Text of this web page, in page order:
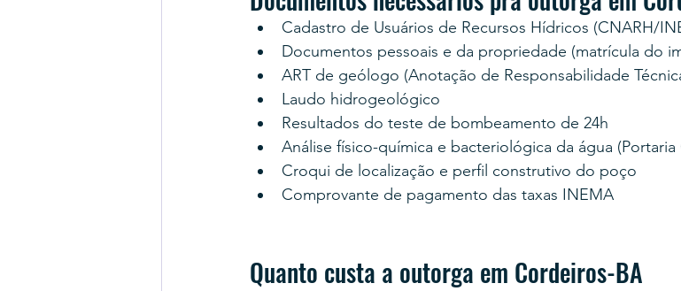
Cadastro de Usuários de Recursos Hídricos (CNARH/
Documentos pessoais e da propriedade (matrícula do
ART de geólogo (Anotação de Responsabilidade
Laudo hidrogeológico
Resultados do teste de bombeamento de 24h
Análise físico-química e bacteriológica da água (Portaria
Croqui de localização e perfil construtivo do poço
Comprovante de pagamento das taxas INEMA
Quanto custa a outorga em Cordeiros-BA